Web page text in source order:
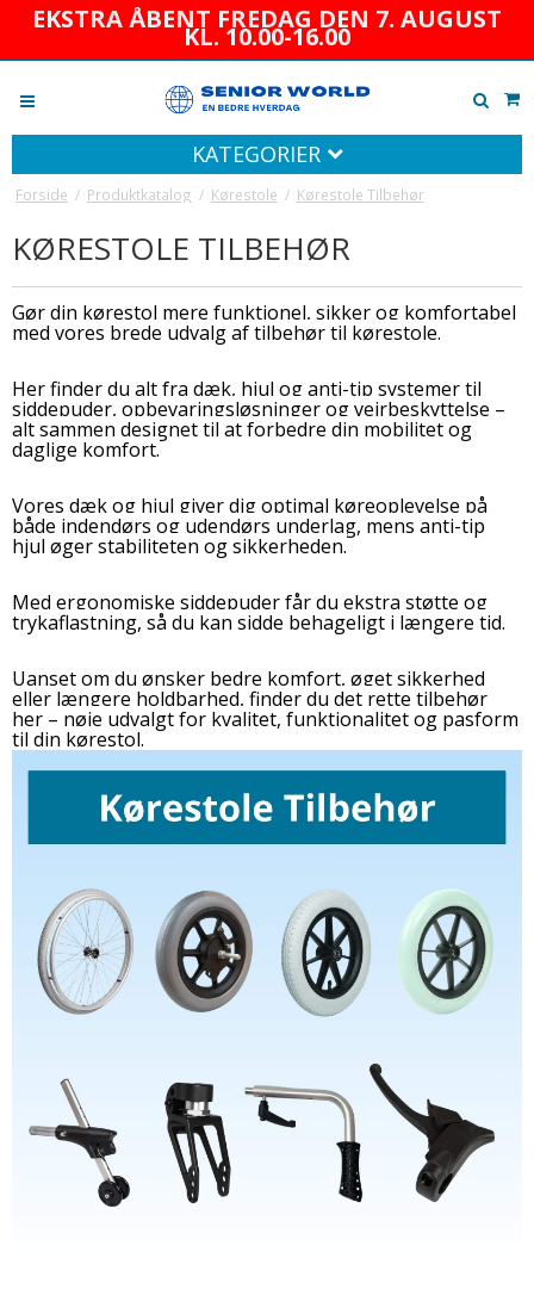
EKSTRA ÅBENT FREDAG DEN 7. AUGUST
KL. 10.00-16.00
KATEGORIER
Forside / Produktkatalog / Kørestole / Kørestole Tilbehør
KØRESTOLE TILBEHØR
Gør din kørestol mere funktionel, sikker og komfortabel
med vores brede udvalg af tilbehør til kørestole.
Her finder du alt fra dæk, hjul og anti-tip systemer til
siddepuder, opbevaringsløsninger og vejrbeskyttelse –
alt sammen designet til at forbedre din mobilitet og
daglige komfort.
Vores dæk og hjul giver dig optimal køreoplevelse på
både indendørs og udendørs underlag, mens anti-tip
hjul øger stabiliteten og sikkerheden.
Med ergonomiske siddepuder får du ekstra støtte og
trykaflastning, så du kan sidde behageligt i længere tid.
Uanset om du ønsker bedre komfort, øget sikkerhed
eller længere holdbarhed, finder du det rette tilbehør
her – nøje udvalgt for kvalitet, funktionalitet og pasform
til din kørestol.